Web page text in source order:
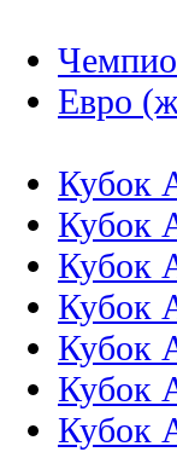
Евро
Кубок
Кубок
Кубок
Кубок
Кубок
Кубок
Кубок